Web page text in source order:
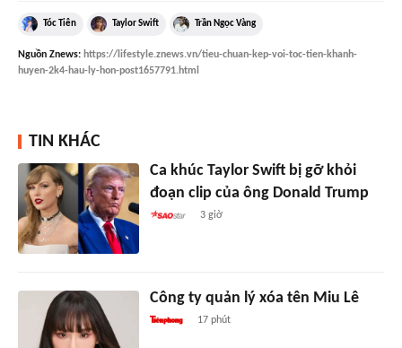
Tóc Tiên Taylor Swift Trần Ngọc Vàng
Nguồn Znews: https://lifestyle.znews.vn/tieu-chuan-kep-voi-toc-tien-khanh-
huyen-2k4-hau-ly-hon-post1657791.html
TIN KHÁC
Ca khúc Taylor Swift bị gỡ khỏi
đoạn clip của ông Donald Trump
3 giờ
Công ty quản lý xóa tên Miu Lê
17 phút